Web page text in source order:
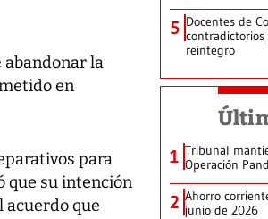
la
en
para
que su intención
acuerdo que
5 Docentes de
reintegro
1 Tribunal
Operación
2 Ahorro
junio de 2026